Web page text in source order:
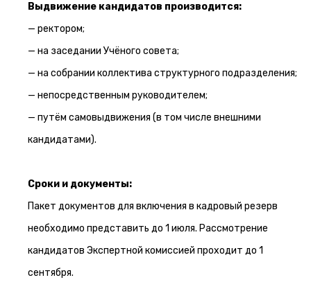
Выдвижение кандидатов производится:
— ректором;
— на заседании Учёного совета;
— на собрании коллектива структурного подразделения;
— непосредственным руководителем;
— путём самовыдвижения (в том числе внешними
кандидатами).
Сроки и документы:
Пакет документов для включения в кадровый резерв
необходимо представить до 1 июля. Рассмотрение
кандидатов Экспертной комиссией проходит до 1
сентября.